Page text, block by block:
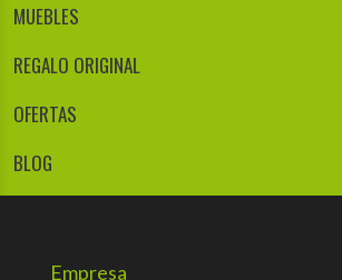
MUEBLES
REGALO ORIGINAL
OFERTAS
BLOG
Empresa